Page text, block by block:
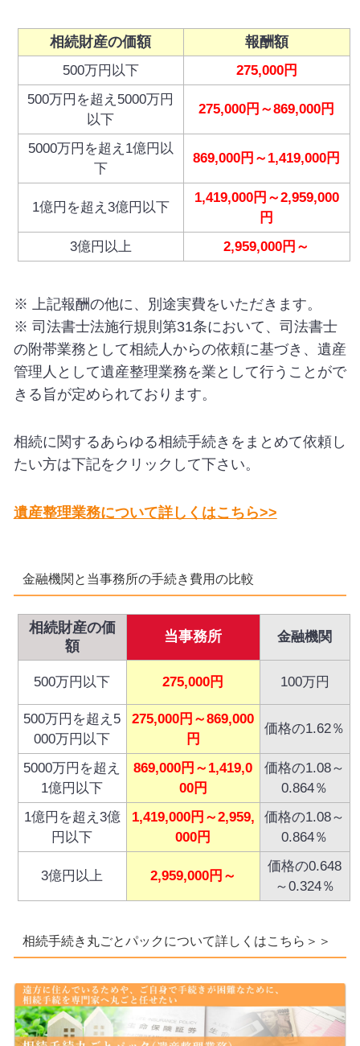
相続財産の価額 報酬額
500万円以下
275,000円
500万円を超え5000万円
以下
275,000円～869,000円
5000万円を超え1億円以
下
869,000円～1,419,000円
1億円を超え3億円以下
1,419,000円～2,959,000
円
3億円以上
2,959,000円～
※ 上記報酬の他に、別途実費をいただきます。
※ 司法書士法施行規則第31条において、司法書士
の附帯業務として相続人からの依頼に基づき、遺産
管理人として遺産整理業務を業として行うことがで
きる旨が定められております。
相続に関するあらゆる相続手続きをまとめて依頼し
たい方は下記をクリックして下さい。
遺産整理業務について詳しくはこちら>>
金融機関と当事務所の手続き費用の比較
相続財産の価
額
当事務所 金融機関
500万円以下 275,000円 100万円
500万円を超え5
000万円以下
275,000円～869,000
円
価格の1.62％
5000万円を超え
1億円以下
869,000円～1,419,0
00円
価格の1.08～
0.864％
1億円を超え3億
円以下
1,419,000円～2,959,
000円
価格の1.08～
0.864％
3億円以上 2,959,000円～
価格の0.648
～0.324％
相続手続き丸ごとパックについて詳しくはこちら＞＞